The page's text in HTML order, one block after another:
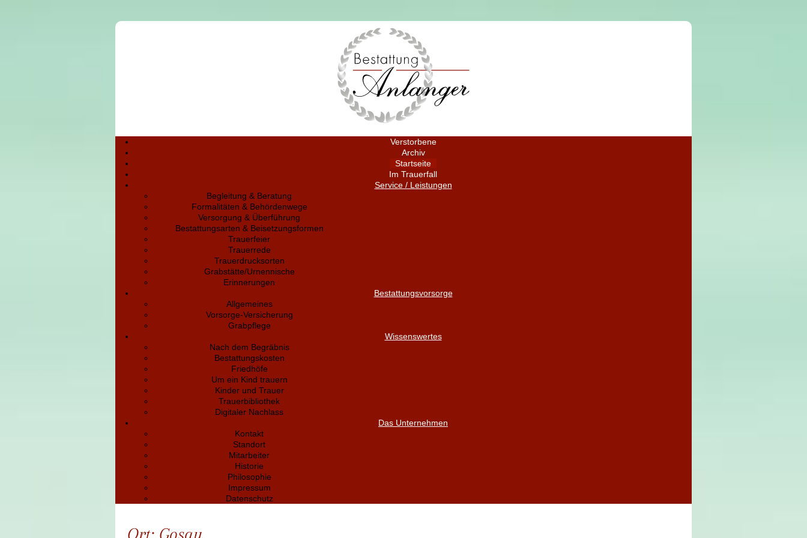
Verstorbene
Archiv
Startseite
Im Trauerfall
Service / Leistungen
Begleitung & Beratung
Formalitäten & Behördenwege
Versorgung & Überführung
Bestattungsarten & Beisetzungsformen
Trauerfeier
Trauerrede
Trauerdrucksorten
Grabstätte/Urnennische
Erinnerungen
Bestattungsvorsorge
Allgemeines
Vorsorge-Versicherung
Grabpflege
Wissenswertes
Nach dem Begräbnis
Bestattungskosten
Friedhöfe
Um ein Kind trauern
Kinder und Trauer
Trauerbibliothek
Digitaler Nachlass
Das Unternehmen
Kontakt
Standort
Mitarbeiter
Historie
Philosophie
Impressum
Datenschutz